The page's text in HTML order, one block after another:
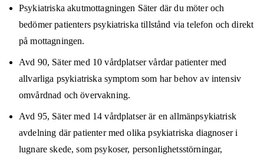
Psykiatriska akutmottagningen Säter där du möter och
bedömer patienters psykiatriska tillstånd via telefon och direkt
på mottagningen.
Avd 90, Säter med 10 vårdplatser vårdar patienter med
allvarliga psykiatriska symptom som har behov av intensiv
omvårdnad och övervakning.
Avd 95, Säter med 14 vårdplatser är en allmänpsykiatrisk
avdelning där patienter med olika psykiatriska diagnoser i
lugnare skede, som psykoser, personlighetsstörningar,